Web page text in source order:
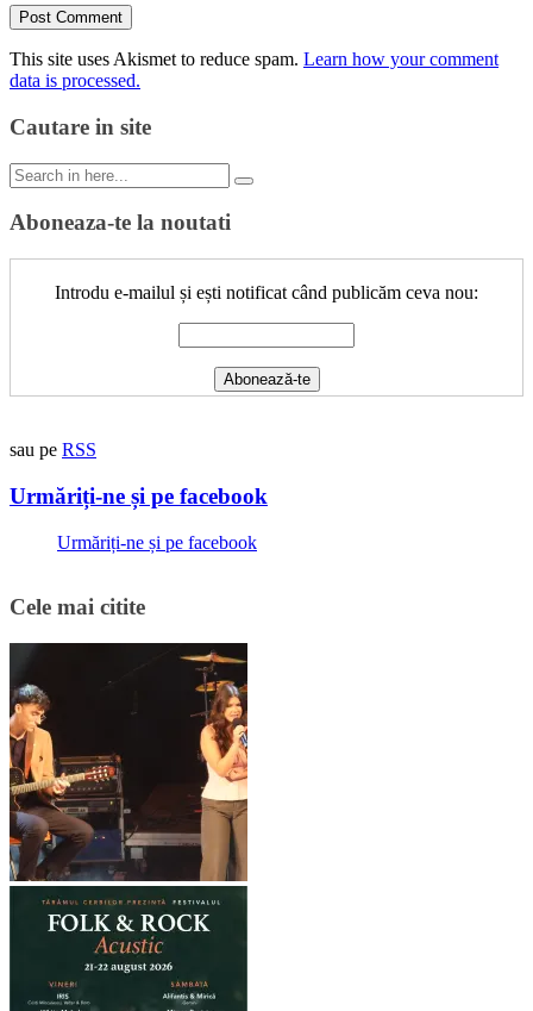
This site uses Akismet to reduce spam. Learn how your comment
data is processed.
Cautare in site
Search
for:
Aboneaza-te la noutati
Introdu e-mailul și ești notificat când publicăm ceva nou:
sau pe RSS
Urmăriți-ne și pe facebook
Urmăriți-ne și pe facebook
Cele mai citite